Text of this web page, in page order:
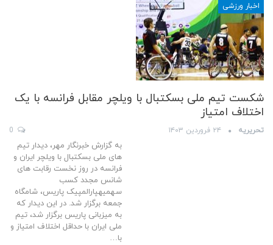
اخبار ورزشی
شکست تیم ملی بسکتبال با ویلچر مقابل فرانسه با یک
اختلاف امتیاز
تحریریه ۲۴ فروردین ۱۴۰۳
به گزارش خبرنگار مهر، دیدار تیم
های ملی بسکتبال با ویلچر ایران و
فرانسه در روز نخست رقابت های
شانس مجدد کسب
سهمیهپارالمپیک پاریس، شامگاه
جمعه برگزار شد. در این دیدار که
به میزبانی پاریس برگزار شد، تیم
ملی ایران با حداقل اختلاف امتیاز و
با…